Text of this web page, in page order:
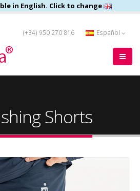
in English. Click to change
(+34) 950 270 816 Español
Shorts